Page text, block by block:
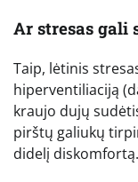
Ar stresas
Taip, lėtinis
hiperventiliaciją
kraujo dujų
pirštų galiukų
didelį diskomfortą.